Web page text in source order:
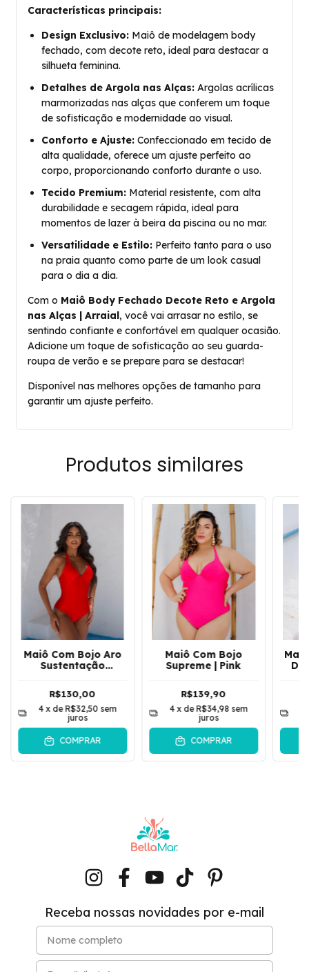
Características principais:
Design Exclusivo: Maiô de modelagem body
fechado, com decote reto, ideal para destacar a
silhueta feminina.
Detalhes de Argola nas Alças: Argolas acrílicas
marmorizadas nas alças que conferem um toque
de sofisticação e modernidade ao visual.
Conforto e Ajuste: Confeccionado em tecido de
alta qualidade, oferece um ajuste perfeito ao
corpo, proporcionando conforto durante o uso.
Tecido Premium: Material resistente, com alta
durabilidade e secagem rápida, ideal para
momentos de lazer à beira da piscina ou no mar.
Versatilidade e Estilo: Perfeito tanto para o uso
na praia quanto como parte de um look casual
para o dia a dia.
Com o Maiô Body Fechado Decote Reto e Argola
nas Alças | Arraial , você vai arrasar no estilo, se
sentindo confiante e confortável em qualquer ocasião.
Adicione um toque de sofisticação ao seu guarda-
roupa de verão e se prepare para se destacar!
Disponível nas melhores opções de tamanho para
garantir um ajuste perfeito.
Produtos similares
Maiô Com Bojo Aro
Sustentação
Acetinado Mary |
Vermelho
R$130,00
4 x deR$32,50 sem
juros
COMPRAR
Maiô Com Bojo
Supreme | Pink
R$139,90
4 x deR$34,98 sem
juros
COMPRAR
De
Receba nossas novidades por e-mail